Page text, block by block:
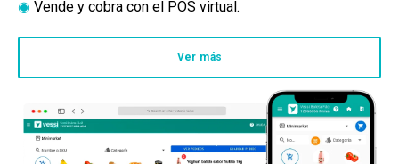
◉ Vende y cobra con el POS virtual.
Ver más